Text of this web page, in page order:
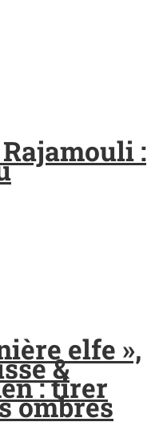
Rajamouli :
elfe »,
&
: tirer
ombres